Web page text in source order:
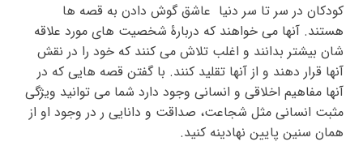
کودکان در سر تا سر دنیا عاشق گوش دادن به قصه ها
هستند. آنها می خواهند که دربارۀ شخصیت های مورد علاقه
شان بیشتر بدانند و اغلب تلاش می کنند که خود را در نقش
آنها قرار دهند و از آنها تقلید کنند. با گفتن قصه هایی که در
آنها مفاهیم اخلاقی و انسانی وجود دارد شما می توانید ویژگی
مثبت انسانی مثل شجاعت، صداقت و دانایی ر در وجود او از
همان سنین پایین نهادینه کنید.